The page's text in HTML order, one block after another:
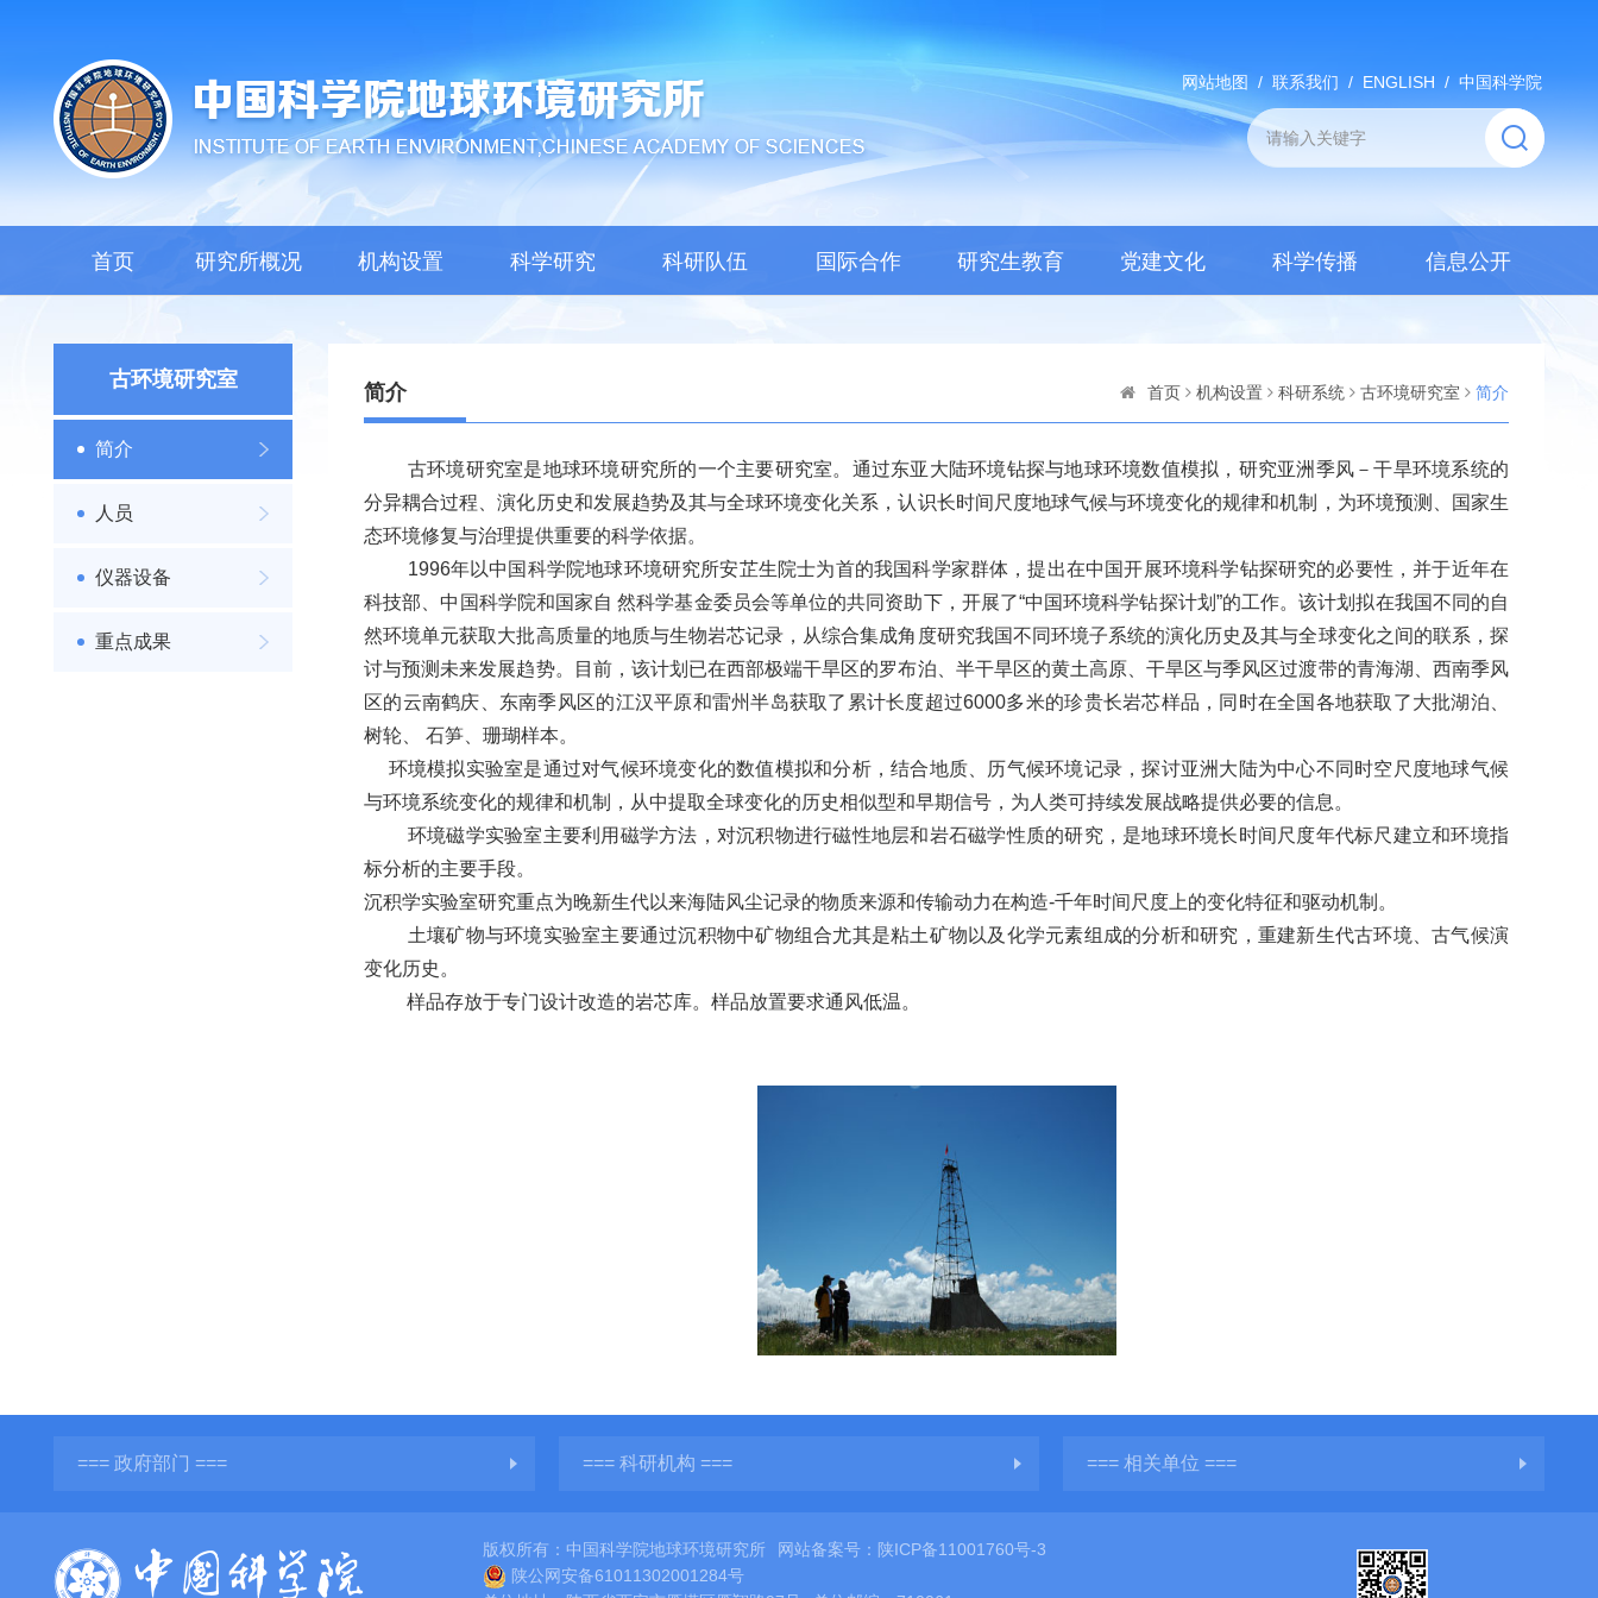
网站地图 / 联系我们 / ENGLISH / 中国科学院
首页 研究所概况 机构设置 科学研究 科研队伍 国际合作 研究生教育 党建文化 科学传播 信息公开
古环境研究室
简介
人员
仪器设备
重点成果
简介 首页 机构设置 科研系统 古环境研究室 简介
古环境研究室是地球环境研究所的一个主要研究室。通过东亚大陆环境钻探与地球环境数值模拟，研究亚洲季风－干旱环境系统的
分异耦合过程、演化历史和发展趋势及其与全球环境变化关系，认识长时间尺度地球气候与环境变化的规律和机制，为环境预测、国家生
态环境修复与治理提供重要的科学依据。
1996年以中国科学院地球环境研究所安芷生院士为首的我国科学家群体，提出在中国开展环境科学钻探研究的必要性，并于近年在
科技部、中国科学院和国家自 然科学基金委员会等单位的共同资助下，开展了“中国环境科学钻探计划”的工作。该计划拟在我国不同的自
然环境单元获取大批高质量的地质与生物岩芯记录，从综合集成角度研究我国不同环境子系统的演化历史及其与全球变化之间的联系，探
讨与预测未来发展趋势。目前，该计划已在西部极端干旱区的罗布泊、半干旱区的黄土高原、干旱区与季风区过渡带的青海湖、西南季风
区的云南鹤庆、东南季风区的江汉平原和雷州半岛获取了累计长度超过6000多米的珍贵长岩芯样品，同时在全国各地获取了大批湖泊、
树轮、 石笋、珊瑚样本。
环境模拟实验室是通过对气候环境变化的数值模拟和分析，结合地质、历气候环境记录，探讨亚洲大陆为中心不同时空尺度地球气候
与环境系统变化的规律和机制，从中提取全球变化的历史相似型和早期信号，为人类可持续发展战略提供必要的信息。
环境磁学实验室主要利用磁学方法，对沉积物进行磁性地层和岩石磁学性质的研究，是地球环境长时间尺度年代标尺建立和环境指
标分析的主要手段。
沉积学实验室研究重点为晚新生代以来海陆风尘记录的物质来源和传输动力在构造-千年时间尺度上的变化特征和驱动机制。
土壤矿物与环境实验室主要通过沉积物中矿物组合尤其是粘土矿物以及化学元素组成的分析和研究，重建新生代古环境、古气候演
变化历史。
样品存放于专门设计改造的岩芯库。样品放置要求通风低温。
=== 政府部门 === === 科研机构 === === 相关单位 ===
版权所有：中国科学院地球环境研究所 网站备案号： 陕ICP备11001760号-3
陕公网安备61011302001284号